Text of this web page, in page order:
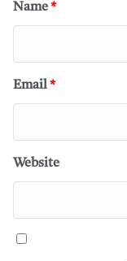
Name*
Email*
Website